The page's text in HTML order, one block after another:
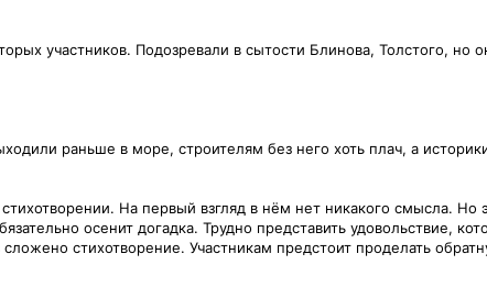
участников. Подозревали в сытости Блинова, Толстого, но
раньше в море, строителям без него хоть плач, а
На первый взгляд в нём нет никакого смысла. Но
осенит догадка. Трудно представить удовольствие,
стихотворение. Участникам предстоит проделать